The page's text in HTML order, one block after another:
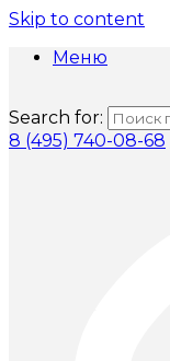
Skip to content
Меню
Search for:
8 (495) 740-08-68